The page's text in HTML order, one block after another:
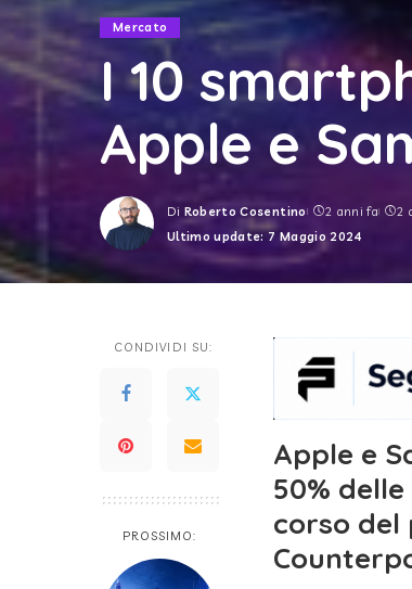
Mercato
I 10
Apple e
Posted
by
Di Roberto Cosentino 2 anni fa 2
Ultimo update: 7 Maggio 2024
CONDIVIDI SU:
PROSSIMO:
Apple e
50%
corso del